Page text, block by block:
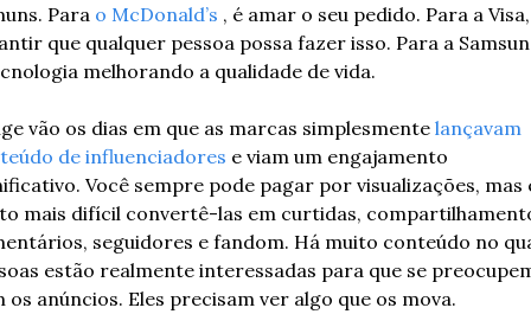
Para o McDonald’s , é amar o seu pedido. Para a
que qualquer pessoa possa fazer isso. Para a
melhorando a qualidade de vida.
vão os dias em que as marcas simplesmente lançavam
de influenciadores e viam um engajamento
Você sempre pode pagar por visualizações, mas
mais difícil convertê-las em curtidas,
seguidores e fandom. Há muito conteúdo no
estão realmente interessadas para que se
os anúncios. Eles precisam ver algo que os mova.